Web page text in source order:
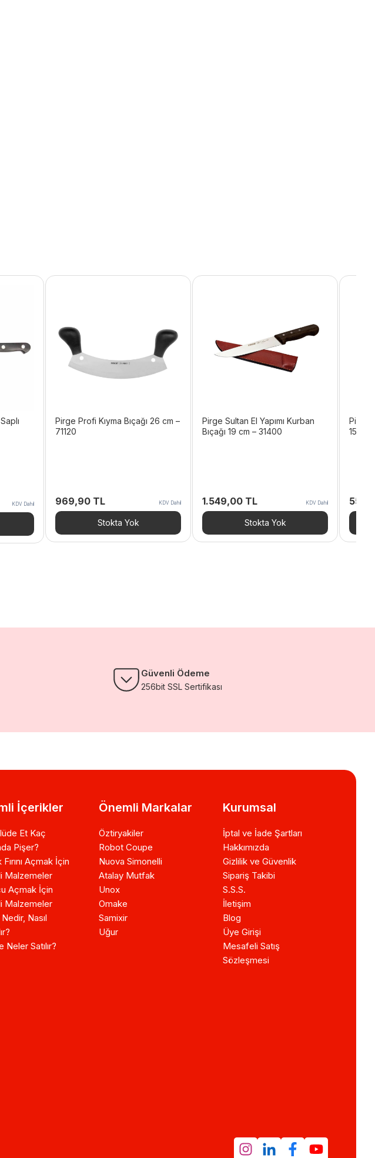
KDV Dahil
Pirge Profi Kıyma Bıçağı 26 cm –
71120
969,90 TL KDV Dahil
Stokta Yok
Pirge Sultan El Yapımı Kurban
Bıçağı 19 cm – 31400
1.549,00 TL KDV Dahil
Stokta Yok
Pirge
15,5
Güvenli Ödeme
256bit SSL Sertifikası
İçerikler
Et Kaç
Pişer?
Açmak İçin
Malzemeler
Açmak İçin
Malzemeler
Nasıl
Neler Satılır?
Önemli Markalar
Öztiryakiler
Robot Coupe
Nuova Simonelli
Atalay Mutfak
Unox
Omake
Samixir
Uğur
Kurumsal
İptal ve İade Şartları
Hakkımızda
Gizlilik ve Güvenlik
Sipariş Takibi
S.S.S.
İletişim
Blog
Üye Girişi
Mesafeli Satış
Sözleşmesi